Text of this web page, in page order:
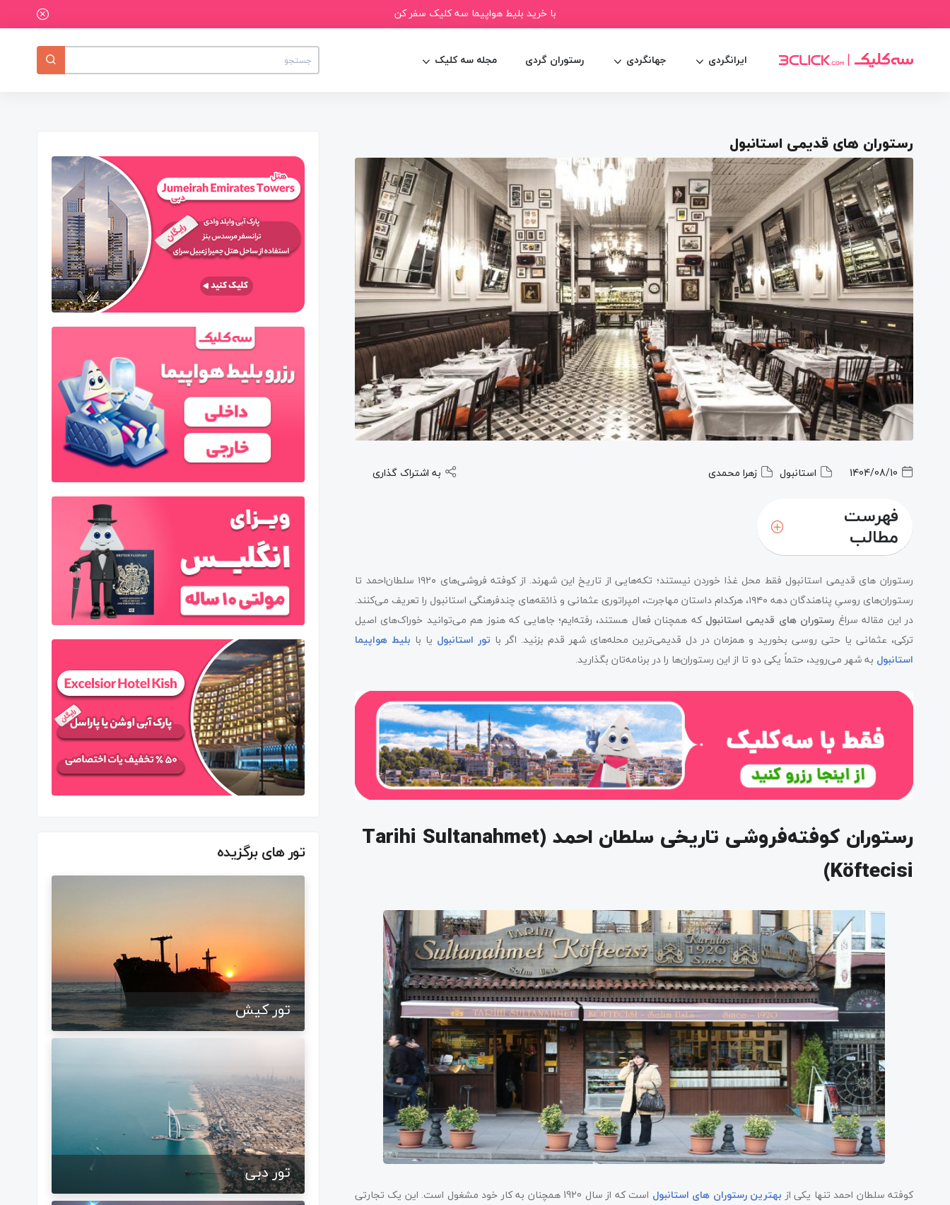
با خرید بلیط هواپیما سه کلیک سفر کن
ایرانگردی جهانگردی رستوران گردی مجله سه کلیک
رستوران‌ های قدیمی استانبول
1404/08/10 استانبول زهرا محمدی به اشتراک گذاری
فهرست
مطالب
رستوران اورینت اکسپرس (Orient Express Restaurant)
رستوران روسی آیاپاشا (Ayaspaşa Rus Lokantası)
رستوران پاندلی (Pandeli)
رستوران حاجی عبدالله (Hacı Abdullah)
رستوران 1924 استانبول (1924 Istanbul)
رستوران مشهور فیلیبه کوفته‌جیسی (Meşhur Filibe Köftecisi)
رستوران کوفته‌جی آرناووت (Köfteci Arnavut)
رستوران‌ های قدیمی استانبول فقط محل غذا خوردن نیستند؛ تکه‌هایی از تاریخ این شهرند. از کوفته‌ فروشی‌های ۱۹۲۰ سلطان‌احمد تا
رستوران‌های روسیِ پناهندگان دهه ۱۹۴۰، هرکدام داستان مهاجرت، امپراتوری عثمانی و ذائقه‌های چندفرهنگی استانبول را تعریف می‌کنند.
در این مقاله سراغ رستوران‌ های قدیمی استانبول که همچنان فعال هستند، رفته‌ایم؛ جاهایی که هنوز هم می‌توانید خوراک‌های اصیل
ترکی، عثمانی یا حتی روسی بخورید و همزمان در دل قدیمی‌ترین محله‌های شهر قدم بزنید. اگر با تور استانبول یا با بلیط هواپیما
استانبول به شهر می‌روید، حتماً یکی دو تا از این رستوران‌ها را در برنامه‌تان بگذارید.
رستوران کوفته‌فروشی تاریخی سلطان احمد (Tarihi Sultanahmet
Köftecisi)
کوفته سلطان احمد تنها یکی از بهترین رستوران های استانبول
است که از سال 1920 همچنان به کار خود مشغول است. این یک تجارتی
تور های برگزیده
تور کیش
تور دبی